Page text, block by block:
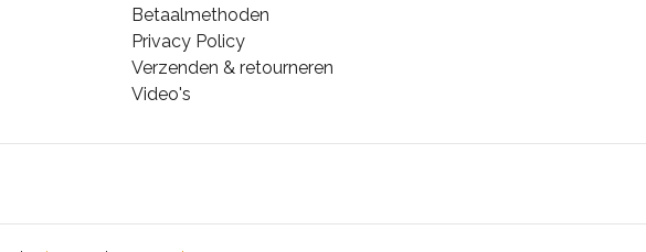
Betaalmethoden
Privacy Policy
Verzenden & retourneren
Video's